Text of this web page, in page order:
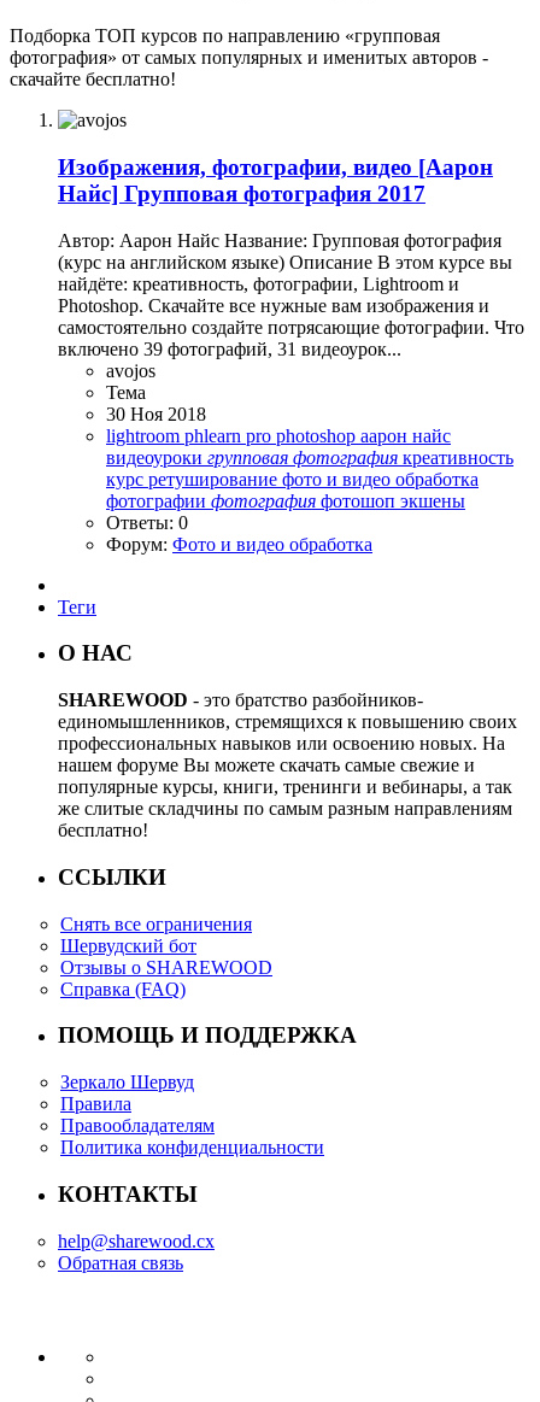
Подборка ТОП курсов по направлению «групповая
фотография» от самых популярных и именитых авторов -
скачайте бесплатно!
Изображения, фотографии, видео [Аарон
Найс] Групповая фотография 2017
Автор: Аарон Найс Название: Групповая фотография
(курс на английском языке) Описание В этом курсе вы
найдёте: креативность, фотографии, Lightroom и
Photoshop. Скачайте все нужные вам изображения и
самостоятельно создайте потрясающие фотографии. Что
включено 39 фотографий, 31 видеоурок...
avojos
Тема
30 Ноя 2018
lightroom phlearn pro photoshop аарон найс
видеоуроки групповая фотография креативность
курс ретуширование фото и видео обработка
фотографии фотография фотошоп экшены
Ответы: 0
Форум: Фото и видео обработка
Теги
О НАС
SHAREWOOD - это братство разбойников-
единомышленников, стремящихся к повышению своих
профессиональных навыков или освоению новых. На
нашем форуме Вы можете скачать самые свежие и
популярные курсы, книги, тренинги и вебинары, а так
же слитые складчины по самым разным направлениям
бесплатно!
ССЫЛКИ
Снять все ограничения
Шервудский бот
Отзывы о SHAREWOOD
Справка (FAQ)
ПОМОЩЬ И ПОДДЕРЖКА
Зеркало Шервуд
Правила
Правообладателям
Политика конфиденциальности
КОНТАКТЫ
help@sharewood.cx
Обратная связь